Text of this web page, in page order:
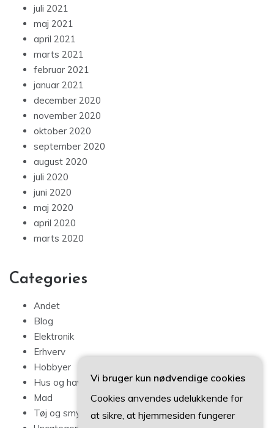
juli 2021
maj 2021
april 2021
marts 2021
februar 2021
januar 2021
december 2020
november 2020
oktober 2020
september 2020
august 2020
juli 2020
juni 2020
maj 2020
april 2020
marts 2020
Categories
Andet
Blog
Elektronik
Erhverv
Hobbyer
Hus og have
Mad
Tøj og smykker
Vi bruger kun nødvendige cookies
Cookies anvendes udelukkende for
at sikre, at hjemmesiden fungerer